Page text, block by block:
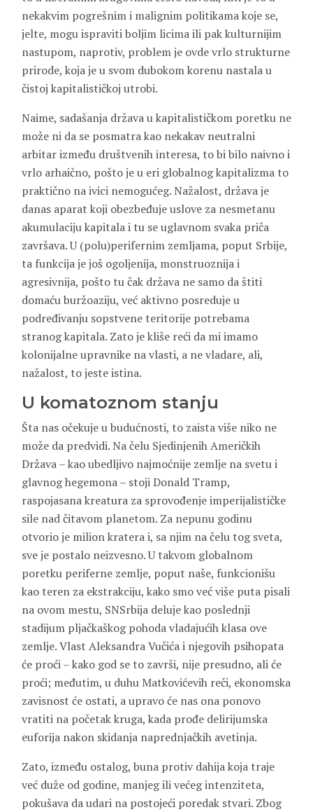
nekakvim pogrešnim i malignim politikama koje se,
jelte, mogu ispraviti boljim licima ili pak kulturnijim
nastupom, naprotiv, problem je ovde vrlo strukturne
prirode, koja je u svom dubokom korenu nastala u
čistoj kapitalističkoj utrobi.
Naime, sadašanja država u kapitalističkom poretku ne
može ni da se posmatra kao nekakav neutralni
arbitar između društvenih interesa, to bi bilo naivno i
vrlo arhaično, pošto je u eri globalnog kapitalizma to
praktično na ivici nemogućeg. Nažalost, država je
danas aparat koji obezbeđuje uslove za nesmetanu
akumulaciju kapitala i tu se uglavnom svaka priča
završava. U (polu)perifernim zemljama, poput Srbije,
ta funkcija je još ogoljenija, monstruoznija i
agresivnija, pošto tu čak država ne samo da štiti
domaću buržoaziju, već aktivno posreduje u
podređivanju sopstvene teritorije potrebama
stranog kapitala. Zato je kliše reći da mi imamo
kolonijalne upravnike na vlasti, a ne vladare, ali,
nažalost, to jeste istina.
U komatoznom stanju
Šta nas očekuje u budućnosti, to zaista više niko ne
može da predvidi. Na čelu Sjedinjenih Američkih
Država – kao ubedljivo najmoćnije zemlje na svetu i
glavnog hegemona – stoji Donald Tramp,
raspojasana kreatura za sprovođenje imperijalističke
sile nad čitavom planetom. Za nepunu godinu
otvorio je milion kratera i, sa njim na čelu tog sveta,
sve je postalo neizvesno. U takvom globalnom
poretku periferne zemlje, poput naše, funkcionišu
kao teren za ekstrakciju, kako smo već više puta pisali
na ovom mestu, SNSrbija deluje kao poslednji
stadijum pljačkaškog pohoda vladajućih klasa ove
zemlje. Vlast Aleksandra Vučića i njegovih psihopata
će proći – kako god se to završi, nije presudno, ali će
proći; međutim, u duhu Matkovićevih reči, ekonomska
zavisnost će ostati, a upravo će nas ona ponovo
vratiti na početak kruga, kada prođe delirijumska
euforija nakon skidanja naprednjačkih avetinja.
Zato, između ostalog, buna protiv dahija koja traje
već duže od godine, manjeg ili većeg intenziteta,
pokušava da udari na postojeći poredak stvari. Zbog